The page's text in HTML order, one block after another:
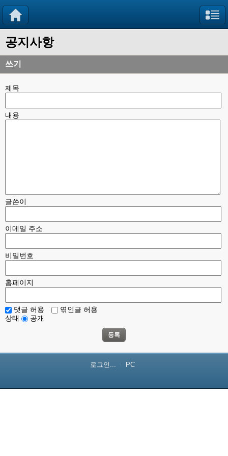
공지사항
쓰기
제목
내용
글쓴이
이메일 주소
비밀번호
홈페이지
댓글 허용
엮인글 허용
상태
공개
등록
로그인... PC